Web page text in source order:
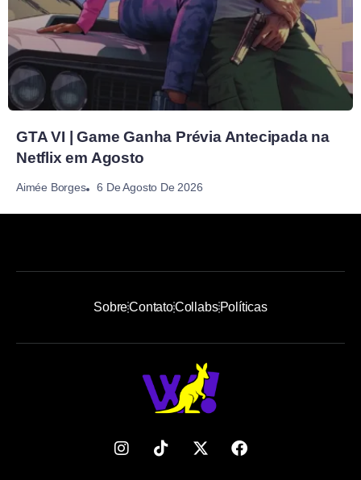
GTA VI | Game Ganha Prévia Antecipada na
Netflix em Agosto
Aimée Borges 6 De Agosto De 2026
SobreContatoCollabsPolíticas